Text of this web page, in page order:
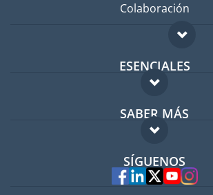
Colaboración
ESENCIALES
Foro para expatriados
Guía para expatriados
Trabajos en el extranjero
SABER MÁS
FAQ
Expertos
SÍGUENOS